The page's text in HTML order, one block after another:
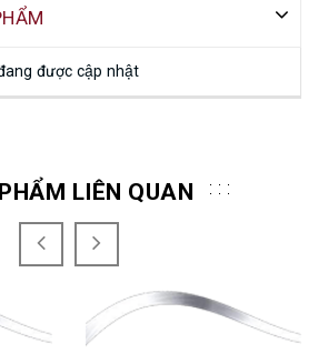
được cập nhật
LIÊN QUAN